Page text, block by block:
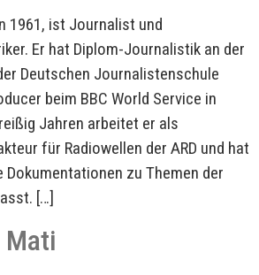
1961, ist Journalist und
Er hat Diplom-Journalistik an der
Deutschen Journalistenschule
beim BBC World Service in
Jahren arbeitet er als
für Radiowellen der ARD und hat
zu Themen der
[…]
Mati